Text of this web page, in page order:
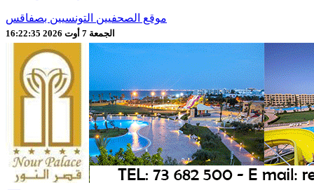
موقع الصحفيين التونسيين بصفاقس
الجمعة 7 أوت 2026 16:22:37